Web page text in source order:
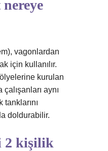
vagonlardan
için kullanılır.
kurulan
aynı
doldurabilir.
2 kişilik